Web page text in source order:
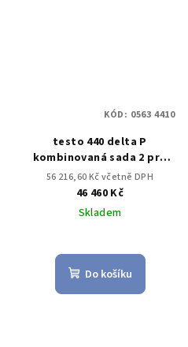
testo 440 delta P
kombinovaná sada 2 pro
měření proudění s BT
56 216,60 Kč včetně DPH
46 460 Kč
Skladem
Do košíku
KÓD: 0563 4410